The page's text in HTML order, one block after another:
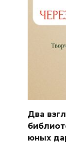
Два
юных